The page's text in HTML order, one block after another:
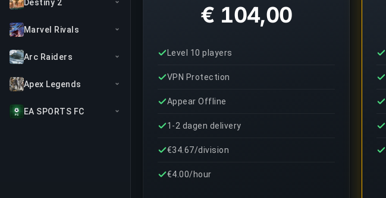
Destiny 2
Marvel Rivals
Arc Raiders
Apex Legends
EA SPORTS FC
€ 104,00
Level 10 players
VPN Protection
Appear Offline
1-2 dagen delivery
€34.67/division
€4.00/hour